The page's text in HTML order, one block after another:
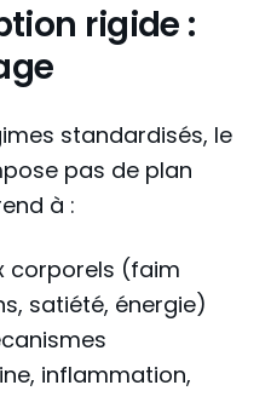
rigide :
standardisés, le
pas de plan
à :
corporels (faim
satiété, énergie)
inflammation,